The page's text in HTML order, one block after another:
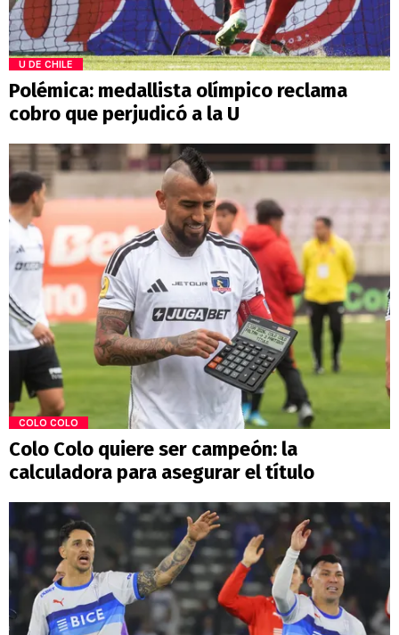
U DE CHILE
Polémica: medallista olímpico reclama
cobro que perjudicó a la U
COLO COLO
Colo Colo quiere ser campeón: la
calculadora para asegurar el título